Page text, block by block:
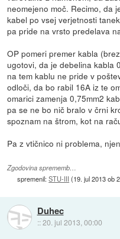
neomejeno moč. Recimo, da
kabel po vsej verjetnosti
pa pride na vrsto predelava
OP pomeri premer kabla
ugotovi, da je debelina kabla
na tem kablu ne pride v
odloči, da bo rabil 16A iz te
omarici zamenja 0,75mm2
pa se ne bo nič bralo v črni
spoznam na štrom, kot na
Pa z vtičnico ni problema,
Zgodovina sprememb…
spremenil:STU-III (19. jul 2013 ob
Duhec
::20. jul 2013, 00:00